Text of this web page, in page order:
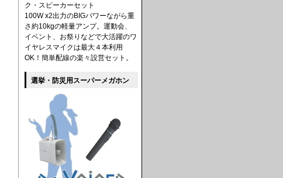
ク・スピーカーセット
100W x2出力のBIGパワーながら重
さ約10kgの軽量アンプ。運動会、
イベント、お祭りなどで大活躍のワ
イヤレスマイクは最大４本利用
OK！簡単配線の楽々設営セット。
選挙・防災用スーパーメガホン